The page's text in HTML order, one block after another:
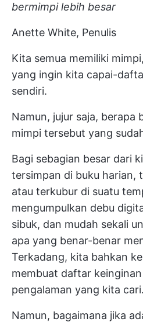
bermimpi lebih besar
Anette White, Penulis
Kita semua memiliki
yang ingin kita capai-
sendiri.
Namun, jujur saja, berapa
mimpi tersebut yang
Bagi sebagian besar dari
tersimpan di buku harian,
atau terkubur di suatu
mengumpulkan debu
sibuk, dan mudah sekali
apa yang benar-benar
Terkadang, kita bahkan
membuat daftar
pengalaman yang kita cari.
Namun, bagaimana jika